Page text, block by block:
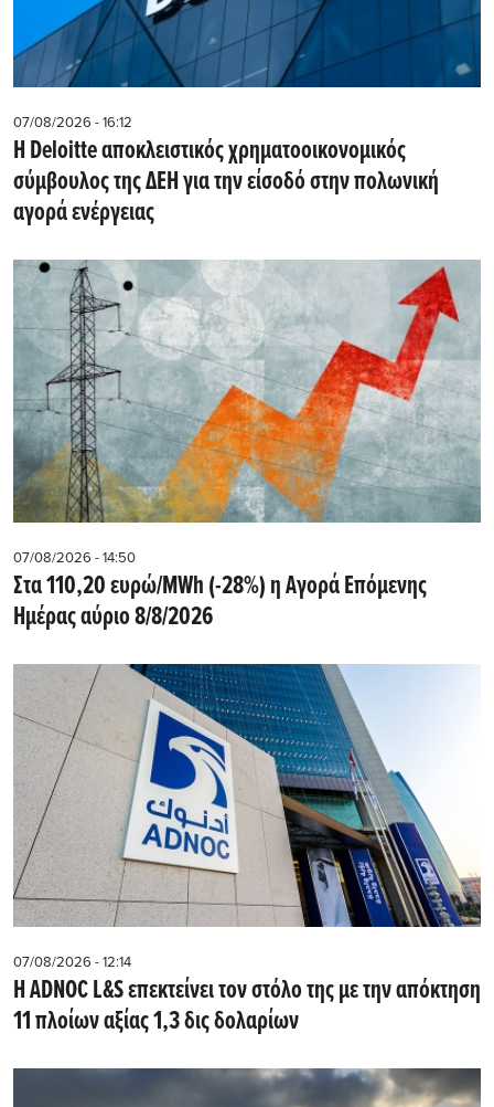
07/08/2026 - 16:12
Η Deloitte αποκλειστικός χρηματοοικονομικός
σύμβουλος της ΔΕΗ για την είσοδό στην πολωνική
αγορά ενέργειας
07/08/2026 - 14:50
Στα 110,20 ευρώ/MWh (-28%) η Αγορά Επόμενης
Ημέρας αύριο 8/8/2026
07/08/2026 - 12:14
Η ADNOC L&S επεκτείνει τον στόλο της με την απόκτηση
11 πλοίων αξίας 1,3 δις δολαρίων